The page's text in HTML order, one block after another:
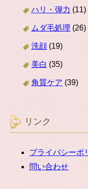
ハリ・弾力 (11)
ムダ毛処理 (26)
洗顔 (19)
美白 (35)
角質ケア (39)
リンク
プライバシーポ
問い合わせ